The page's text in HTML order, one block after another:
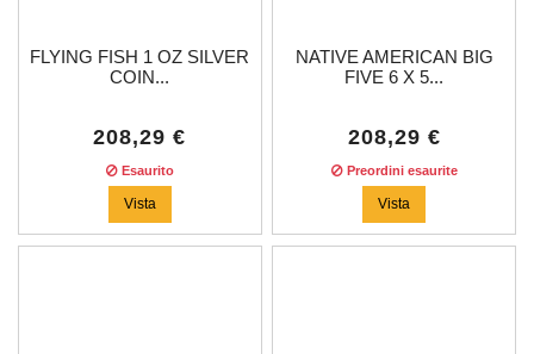
FLYING FISH 1 OZ SILVER
COIN...
208,29 €
Esaurito
Vista
NATIVE AMERICAN BIG
FIVE 6 X 5...
208,29 €
Preordini esaurite
Vista